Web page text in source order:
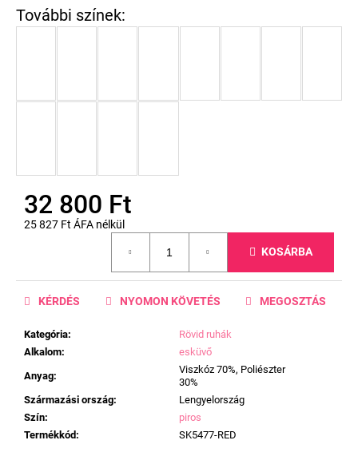
32 800 Ft
25 827 Ft ÁFA nélkül
KOSÁRBA
Kategória:
Rövid ruhák
Alkalom:
esküvő
Anyag:
Viszkóz 70%, Poliészter
30%
Származási ország:
Lengyelország
Szín:
piros
Termékkód : SK5477-RED
KÉRDÉS NYOMON KÖVETÉS MEGOSZTÁS